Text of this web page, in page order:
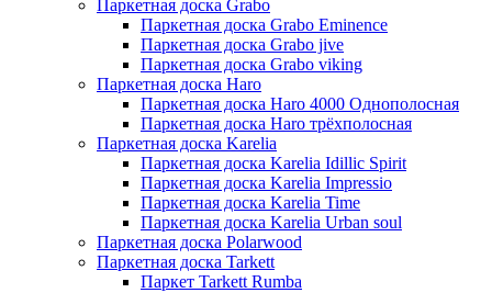
Паркетная доска Grabo
Паркетная доска Grabo Eminence
Паркетная доска Grabo jive
Паркетная доска Grabo viking
Паркетная доска Haro
Паркетная доска Haro 4000 Однополосная
Паркетная доска Haro трёхполосная
Паркетная доска Karelia
Паркетная доска Karelia Idillic Spirit
Паркетная доска Karelia Impressio
Паркетная доска Karelia Time
Паркетная доска Karelia Urban soul
Паркетная доска Polarwood
Паркетная доска Tarkett
Паркет Tarkett Rumba